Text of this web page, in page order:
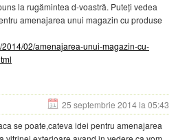
la rugămintea d-voastră. Puteți vedea
amenajarea unui magazin cu produse
2014/02/amenajarea-unui-magazin-cu-
25 septembrie 2014 la 05:43
se poate,cateva idei pentru amenajarea